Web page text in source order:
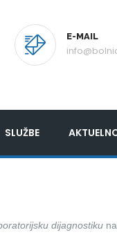
E-MAIL
SLUŽBE
dijagnostiku